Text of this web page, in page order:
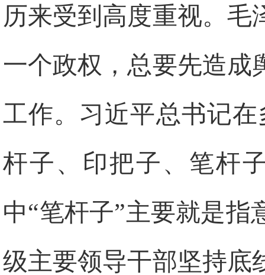
历来受到高度重视。毛
一个政权，总要先造成
工作。习近平总书记
杆子、印把子、笔杆
中“笔杆子”主要就是指
级主要领导干部坚持底